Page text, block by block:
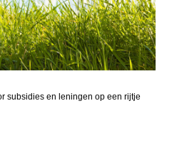
subsidies en leningen op een rijtje